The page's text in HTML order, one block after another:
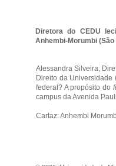
Diretora do CEDU
Anhembi-Morumbi
Alessandra Silveira,
Direito da
federal? A propósito do
campus da Avenida
Cartaz:Anhembi